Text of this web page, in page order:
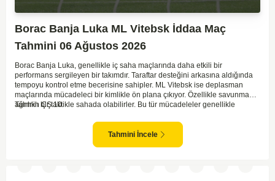
Borac Banja Luka ML Vitebsk İddaa Maç
Tahmini 06 Ağustos 2026
Borac Banja Luka, genellikle iç saha maçlarında daha etkili bir
performans sergileyen bir takımdır. Taraftar desteğini arkasına aldığında
tempoyu kontrol etme becerisine sahipler. ML Vitebsk ise deplasman
maçlarında mücadeleci bir kimlikle ön plana çıkıyor. Özellikle savunma
ağırlıklı bir taktikle sahada olabilirler. Bu tür mücadeleler genellikle
alındığında, dengeli bir oyun bekleniyor.
Tahmin ÇŞ 10
Tahmini İncele